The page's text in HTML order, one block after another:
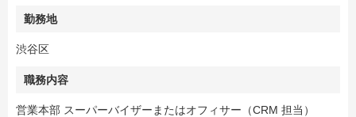
勤務地
渋谷区
職務内容
営業本部 スーパーバイザーまたはオフィサー（CRM 担当）